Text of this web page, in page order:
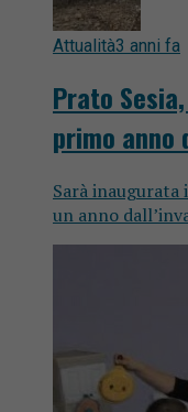
Attualità3 anni fa
Prato
primo anno
Sarà
un anno